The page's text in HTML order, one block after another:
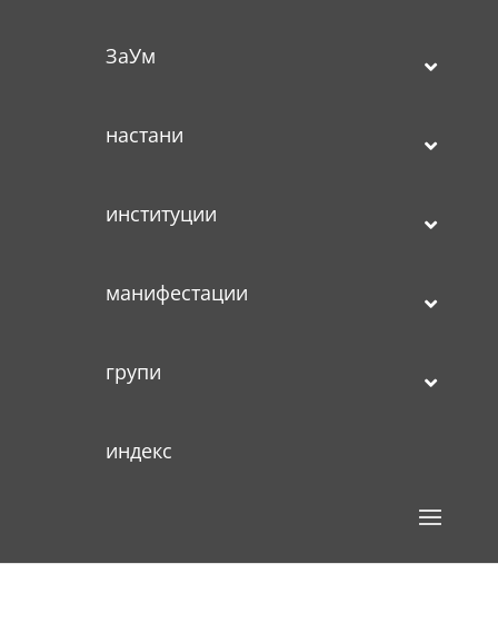
ЗаУм
настани
институции
манифестации
групи
индекс